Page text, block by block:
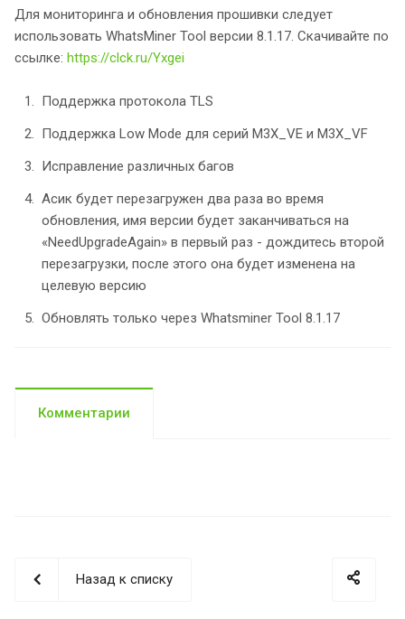
Для мониторинга и обновления прошивки следует
использовать WhatsMiner Tool версии 8.1.17. Скачивайте по
ссылке: https://clck.ru/Yxgei
Поддержка протокола TLS
Поддержка Low Mode для серий M3X_VE и M3X_VF
Исправление различных багов
Асик будет перезагружен два раза во время
обновления, имя версии будет заканчиваться на
«NeedUpgradeAgain» в первый раз - дождитесь второй
перезагрузки, после этого она будет изменена на
целевую версию
Обновлять только через Whatsminer Tool 8.1.17
Комментарии
Назад к списку